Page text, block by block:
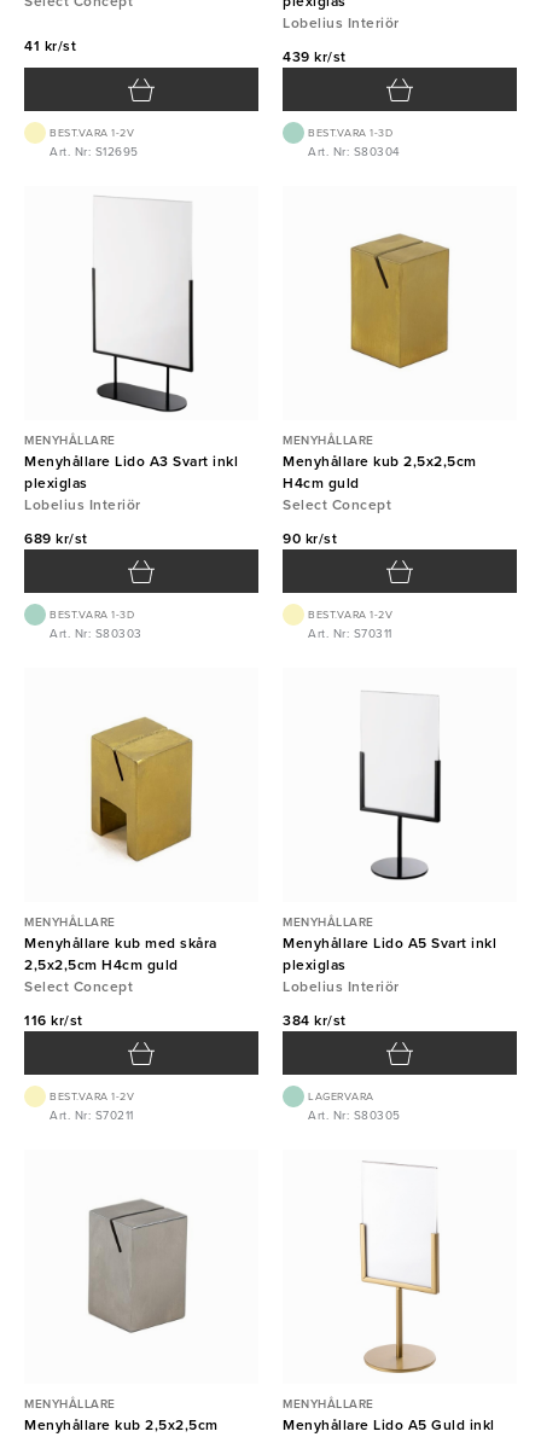
41 kr/st
BEST.VARA 1-2V
Art. Nr: S12695
Lobelius Interiör
439 kr/st
BEST.VARA 1-3D
Art. Nr: S80304
MENYHÅLLARE
Menyhållare Lido A3 Svart inkl
plexiglas
Lobelius Interiör
689 kr/st
BEST.VARA 1-3D
Art. Nr: S80303
MENYHÅLLARE
Menyhållare kub 2,5x2,5cm
H4cm guld
Select Concept
90 kr/st
BEST.VARA 1-2V
Art. Nr: S70311
MENYHÅLLARE
Menyhållare kub med skåra
2,5x2,5cm H4cm guld
Select Concept
116 kr/st
BEST.VARA 1-2V
Art. Nr: S70211
MENYHÅLLARE
Menyhållare Lido A5 Svart inkl
plexiglas
Lobelius Interiör
384 kr/st
LAGERVARA
Art. Nr: S80305
MENYHÅLLARE
Menyhållare kub 2,5x2,5cm
MENYHÅLLARE
Menyhållare Lido A5 Guld inkl